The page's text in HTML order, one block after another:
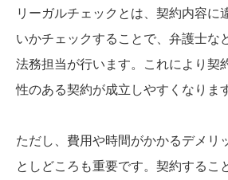
リーガルチェックとは、契約内容に
いかチェックすることで、弁護士な
法務担当が行います。これにより契
性のある契約が成立しやすくなりま
ただし、費用や時間がかかるデメリ
としどころも重要です。契約するこ